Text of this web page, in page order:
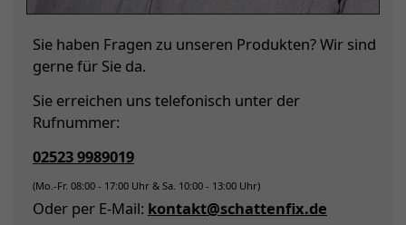
Sie haben Fragen zu unseren Produkten? Wir sind
gerne für Sie da.
Sie erreichen uns telefonisch unter der
Rufnummer:
02523 9989019
(Mo.-Fr. 08:00 - 17:00 Uhr & Sa. 10:00 - 13:00 Uhr)
Oder per E-Mail: kontakt@schattenfix.de